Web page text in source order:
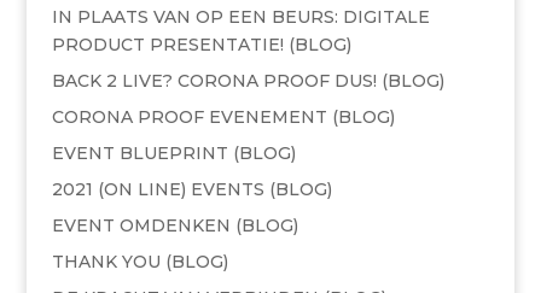
IN PLAATS VAN OP EEN BEURS: DIGITALE
PRODUCT PRESENTATIE! (BLOG)
BACK 2 LIVE? CORONA PROOF DUS! (BLOG)
CORONA PROOF EVENEMENT (BLOG)
EVENT BLUEPRINT (BLOG)
2021 (ON LINE) EVENTS (BLOG)
EVENT OMDENKEN (BLOG)
THANK YOU (BLOG)